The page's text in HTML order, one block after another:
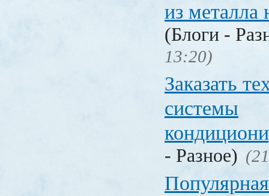
из
(Блоги -
13:20)
Заказать
системы
- Разное)